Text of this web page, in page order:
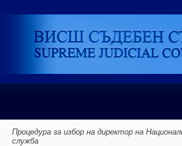
Процедура за избор на директор на
служба